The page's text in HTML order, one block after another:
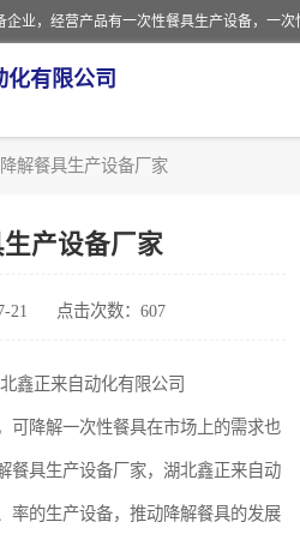
化有限公司
解餐具生产设备厂家
生产设备厂家
21 点击次数：607
鑫正来自动化有限公司
可降解一次性餐具在市场上的需求也
餐具生产设备厂家，湖北鑫正来自动
率的生产设备，推动降解餐具的发展